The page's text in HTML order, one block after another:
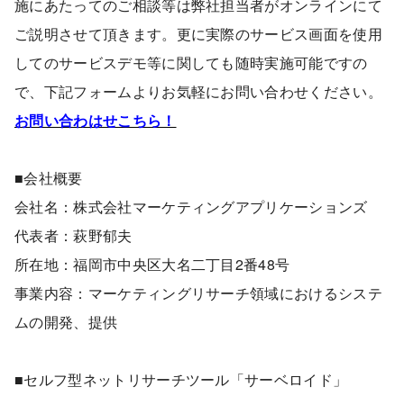
施にあたってのご相談等は弊社担当者がオンラインにて
ご説明させて頂きます。更に実際のサービス画面を使用
してのサービスデモ等に関しても随時実施可能ですの
で、下記フォームよりお気軽にお問い合わせください。
お問い合わはせこちら！
■会社概要
会社名：株式会社マーケティングアプリケーションズ
代表者：萩野郁夫
所在地：福岡市中央区大名二丁目2番48号
事業内容：マーケティングリサーチ領域におけるシステ
ムの開発、提供
■セルフ型ネットリサーチツール「サーベロイド」